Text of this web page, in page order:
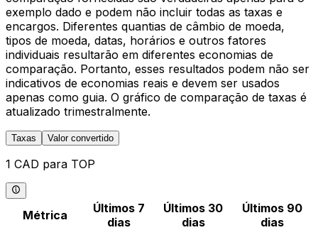
exemplo dado e podem não incluir todas as taxas e
encargos. Diferentes quantias de câmbio de moeda,
tipos de moeda, datas, horários e outros fatores
individuais resultarão em diferentes economias de
comparação. Portanto, esses resultados podem não ser
indicativos de economias reais e devem ser usados
apenas como guia. O gráfico de comparação de taxas é
atualizado trimestralmente.
Taxas Valor convertido
1 CAD para TOP
Métrica
Últimos 7
dias
Últimos 30
dias
Últimos 90
dias